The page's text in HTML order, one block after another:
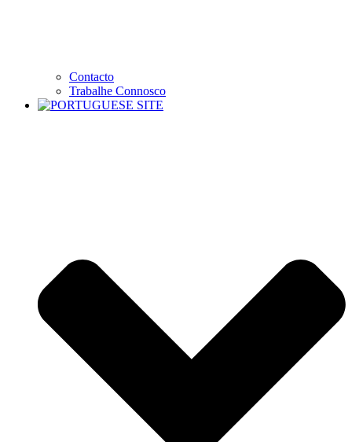
Contacto
Trabalhe Connosco